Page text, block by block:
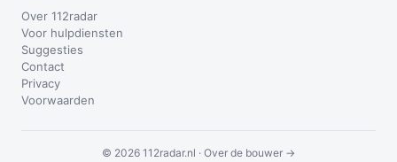
Over 112radar
Voor hulpdiensten
Suggesties
Contact
Privacy
Voorwaarden
© 2026 112radar.nl · Over de bouwer →